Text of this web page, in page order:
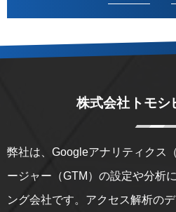
株式会社トモシ
弊社は、Googleアナリティクス
ージャー（GTM）の設定や分析
ング会社です。アクセス解析の